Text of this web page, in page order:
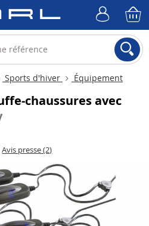
Sports d'hiver Équipement
chaussures avec
Avis presse (2)